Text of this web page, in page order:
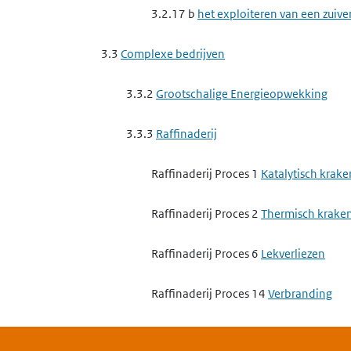
3.2.17 b het exploiteren van een
3.3 Complexe bedrijven
3.3.2 Grootschalige Energieopwekking
3.3.3 Raffinaderij
Raffinaderij Proces 1 Katalytisch
Raffinaderij Proces 2 Thermisch
Raffinaderij Proces 6 Lekverliezen
Raffinaderij Proces 14 Verbranding